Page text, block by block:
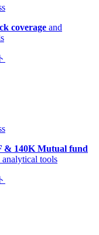
coverage and
& 140K Mutual fund
analytical tools